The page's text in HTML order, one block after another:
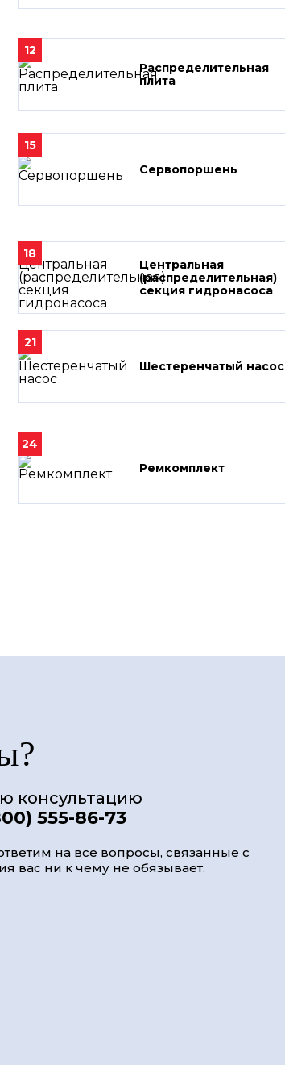
12
Распределительная
плита
15
Сервопоршень
18
Центральная
(распределительная)
секция гидронасоса
21
Шестеренчатый насос
24
Ремкомплект
консультацию
555-86-73
на все вопросы, связанные с
вас ни к чему не обязывает.